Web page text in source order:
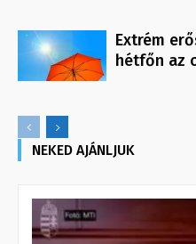
Extrém
hétfőn az
NEKED AJÁNLJUK